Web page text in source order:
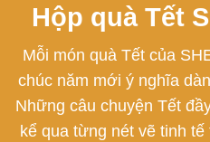
Hộp quà Tết
Mỗi món quà Tết của
chúc năm mới ý nghĩa
Những câu chuyện Tết
kể qua từng nét vẽ tinh